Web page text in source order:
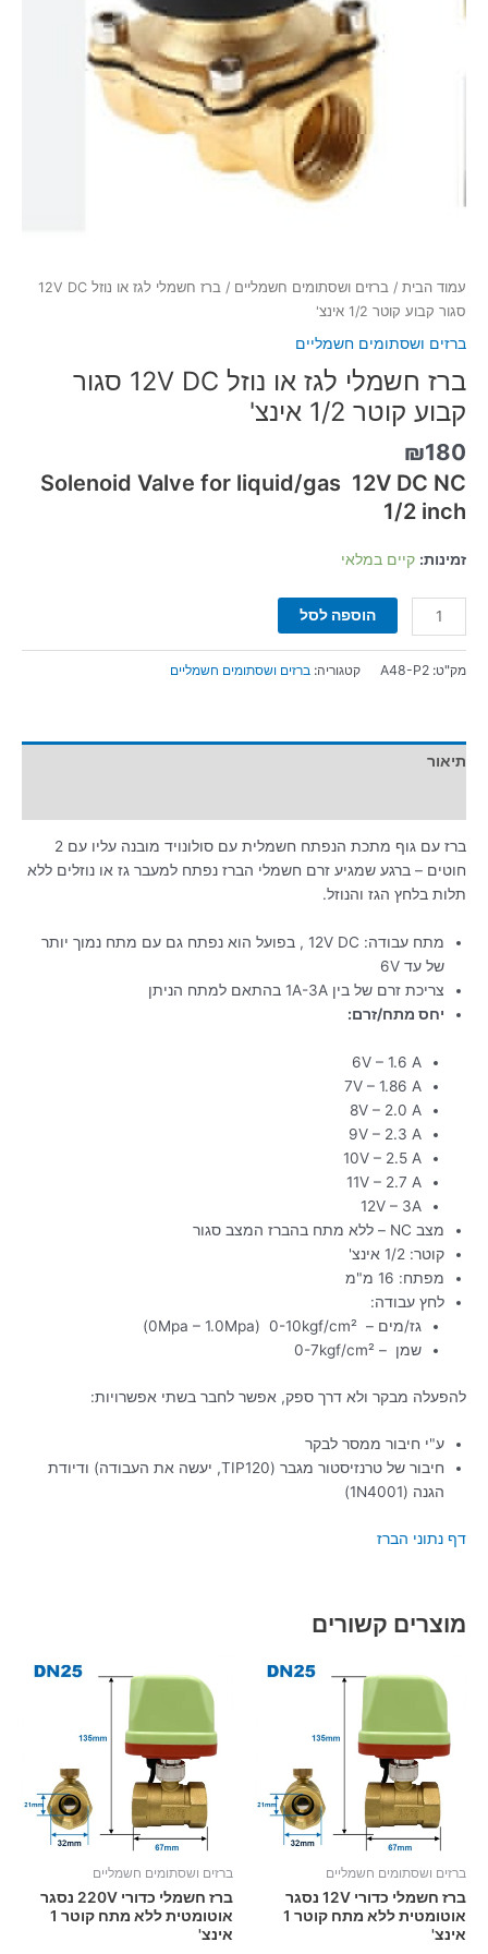
עמוד הבית / ברזים ושסתומים חשמליים
/ ברז חשמלי לגז או נוזל 12V DC
סגור קבוע קוטר 1/2 אינצ'
ברזים ושסתומים חשמליים
ברז חשמלי לגז או נוזל 12V DC סגור
קבוע קוטר 1/2 אינצ'
₪180
Solenoid Valve for liquid/gas 12V DC NC
1/2 inch
זמינות: קיים במלאי
הוספה לסל
מק"ט: A48-P2 קטגוריה: ברזים ושסתומים חשמליים
תיאור
ברז עם גוף מתכת הנפתח חשמלית עם סולונויד מובנה עליו עם 2
חוטים – ברגע שמגיע זרם חשמלי הברז נפתח למעבר גז או נוזלים ללא
תלות בלחץ הגז והנוזל.
מתח עבודה: 12V DC , בפועל הוא נפתח גם עם מתח נמוך יותר
של עד 6V
צריכת זרם של בין 1A-3A בהתאם למתח הניתן
יחס מתח/זרם:
6V – 1.6 A
7V – 1.86 A
8V – 2.0 A
9V – 2.3 A
10V – 2.5 A
11V – 2.7 A
12V – 3A
מצב NC – ללא מתח בהברז המצב סגור
קוטר: 1/2 אינצ'
מפתח: 16 מ"מ
לחץ עבודה:
גז/מים – 0Mpa – 1.0Mpa) 0-10kgf/cm²)
שמן – 0-7kgf/cm²
להפעלה מבקר ולא דרך ספק, אפשר לחבר בשתי אפשרויות:
ע"י חיבור ממסר לבקר
חיבור של טרנזיסטור מגבר (TIP120, יעשה את העבודה) ודיודת
הגנה (1N4001)
דף נתוני הברז
מוצרים קשורים
ברזים ושסתומים חשמליים
ברז חשמלי כדורי 12V נסגר
אוטומטית ללא מתח קוטר 1
אינצ'
ברזים ושסתומים חשמליים
ברז חשמלי כדורי 220V נסגר
אוטומטית ללא מתח קוטר 1
אינצ'